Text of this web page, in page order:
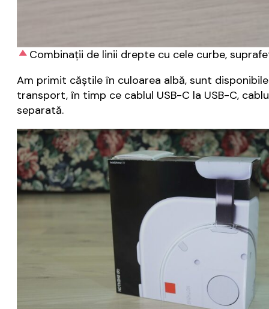
Combinații de linii drepte cu cele curbe,
Am primit căștile în culoarea albă, sunt
transport, în timp ce cablul USB-C la USB-C,
separată.